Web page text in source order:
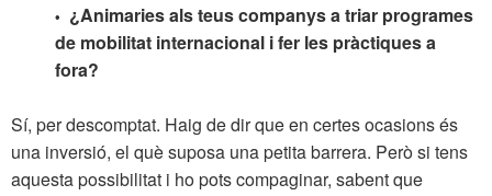
• ¿Animaries als teus companys a triar programes
de mobilitat internacional i fer les pràctiques a
fora?
Sí, per descomptat. Haig de dir que en certes ocasions és
una inversió, el què suposa una petita barrera. Però si tens
aquesta possibilitat i ho pots compaginar, sabent que